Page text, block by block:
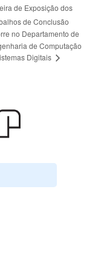
de Exposição dos
de Conclusão
no Departamento de
de Computação
Digitais